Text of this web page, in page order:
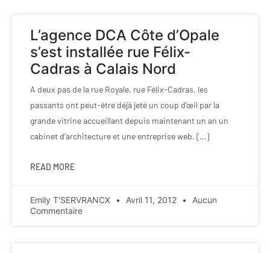
L’agence DCA Côte d’Opale
s’est installée rue Félix-
Cadras à Calais Nord
A deux pas de la rue Royale, rue Félix-Cadras, les
passants ont peut-être déjà jeté un coup d’œil par la
grande vitrine accueillant depuis maintenant un an un
cabinet d’architecture et une entreprise web. […]
READ MORE
Emily T'SERVRANCX Avril 11, 2012
Aucun
Commentaire